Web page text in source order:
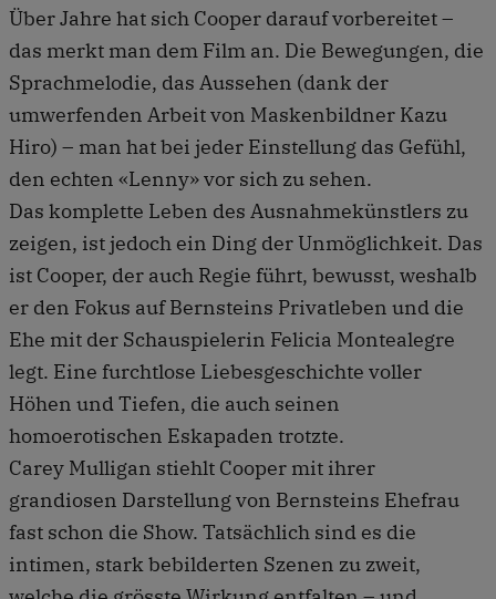
Über Jahre hat sich Cooper darauf vorbereitet –
das merkt man dem Film an. Die Bewegungen, die
Sprachmelodie, das Aussehen (dank der
umwerfenden Arbeit von Maskenbildner Kazu
Hiro) – man hat bei jeder Einstellung das Gefühl,
den echten «Lenny» vor sich zu sehen.
Das komplette Leben des Ausnahmekünstlers zu
zeigen, ist jedoch ein Ding der Unmöglichkeit. Das
ist Cooper, der auch Regie führt, bewusst, weshalb
er den Fokus auf Bernsteins Privatleben und die
Ehe mit der Schauspielerin Felicia Montealegre
legt. Eine furchtlose Liebesgeschichte voller
Höhen und Tiefen, die auch seinen
homoerotischen Eskapaden trotzte.
Carey Mulligan stiehlt Cooper mit ihrer
grandiosen Darstellung von Bernsteins Ehefrau
fast schon die Show. Tatsächlich sind es die
intimen, stark bebilderten Szenen zu zweit,